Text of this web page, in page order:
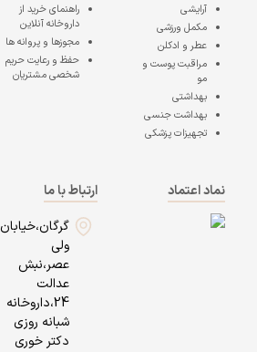
آرایشی
مکمل ورزشی
عطر و ادکلن
مراقبت پوست و
مو
بهداشتی
بهداشت جنسی
تجهیزات پزشکی
راهنمای خرید از
داروخانه آنلاین
مجوزها و پروانه ها
حفظ و رعایت حریم
شخصی مشتریان
نماد اعتماد
ارتباط با ما
گرگان،خیابان
ولی
عصر،نبش
عدالت
24،داروخانه
شبانه روزی
دکتر خوری